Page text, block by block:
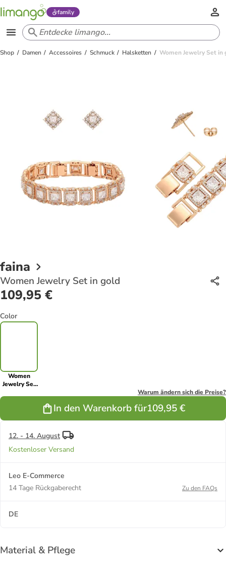
family
Shop Damen Accessoires Schmuck Halsketten Women Jewelry Set in
faina
Women Jewelry Set in gold
109,95 €
Color
Women
Jewelry Set
Warum ändern sich die Preise?
In den Warenkorb für109,95 €
12. - 14. August
Kostenloser Versand
Leo E-Commerce
14 Tage Rückgaberecht
Zu den FAQs
DE
Material & Pflege